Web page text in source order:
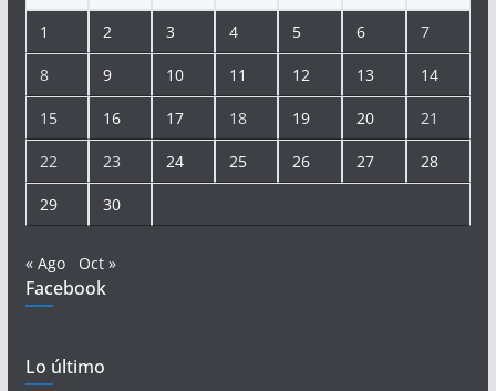
1 2 3 4 5 6 7
8 9 10 11 12 13 14
15 16 17 18 19 20 21
22 23 24 25 26 27 28
29 30
« Ago Oct »
Facebook
Lo último